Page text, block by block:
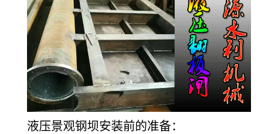
液压景观钢坝安装前的准备：